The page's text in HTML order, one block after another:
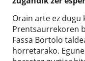
Orain arte ez dugu
Prentsaurrekoren
Fassa Bortolo
horretarako.